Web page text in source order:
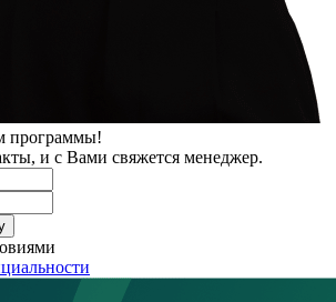
программы!
и с Вами свяжется менеджер.